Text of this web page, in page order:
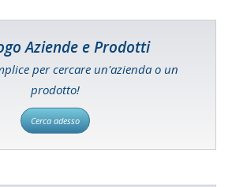
Aziende e Prodotti
per cercare un'azienda o un
prodotto!
Cerca adesso